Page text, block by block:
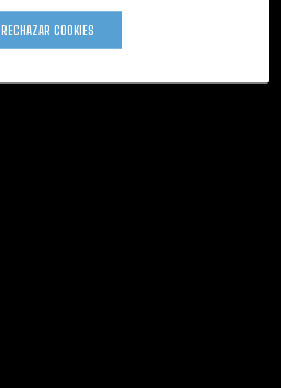
RECHAZAR COOKIES